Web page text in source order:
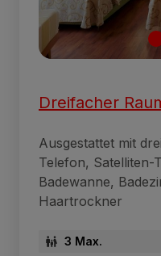
Dreifacher
Ausgestattet mit
Telefon, Satelliten-
Badewanne,
Haartrockner
3 Max.